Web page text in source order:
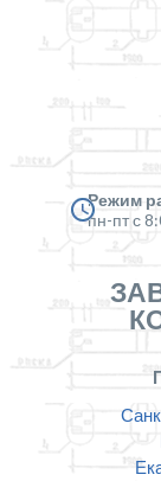
Режим
пн-пт с